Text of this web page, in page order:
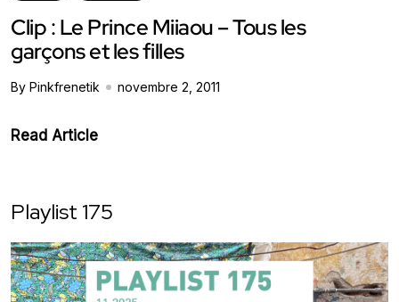
Clip : Le Prince Miiaou – Tous les
garçons et les filles
By Pinkfrenetik novembre 2, 2011
Read Article
Playlist 175